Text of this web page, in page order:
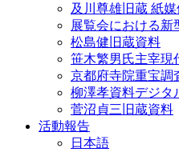
及川尊雄旧蔵 紙
展覧会における新
松島健旧蔵資料
笹木繁男氏主宰現
京都府寺院重宝調
柳澤孝資料デジタ
菅沼貞三旧蔵資料
活動報告
日本語